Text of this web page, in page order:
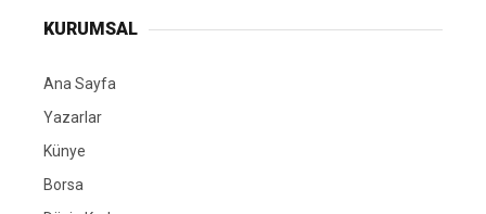
KURUMSAL
Ana Sayfa
Yazarlar
Künye
Borsa